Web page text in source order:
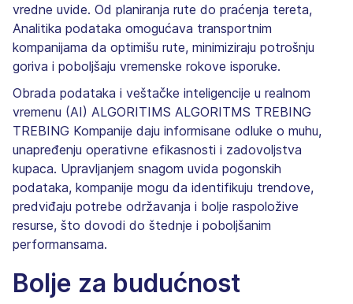
vredne uvide. Od planiranja rute do praćenja tereta,
Analitika podataka omogućava transportnim
kompanijama da optimišu rute, minimiziraju potrošnju
goriva i poboljšaju vremenske rokove isporuke.
Obrada podataka i veštačke inteligencije u realnom
vremenu (AI) ALGORITIMS ALGORITMS TREBING
TREBING Kompanije daju informisane odluke o muhu,
unapređenju operativne efikasnosti i zadovoljstva
kupaca. Upravljanjem snagom uvida pogonskih
podataka, kompanije mogu da identifikuju trendove,
predviđaju potrebe održavanja i bolje raspoložive
resurse, što dovodi do štednje i poboljšanim
performansama.
Bolje za budućnost